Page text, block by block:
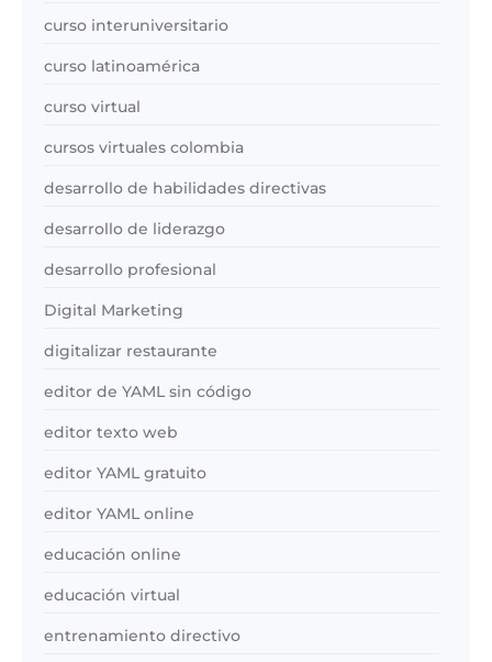
curso interuniversitario
curso latinoamérica
curso virtual
cursos virtuales colombia
desarrollo de habilidades directivas
desarrollo de liderazgo
desarrollo profesional
Digital Marketing
digitalizar restaurante
editor de YAML sin código
editor texto web
editor YAML gratuito
editor YAML online
educación online
educación virtual
entrenamiento directivo